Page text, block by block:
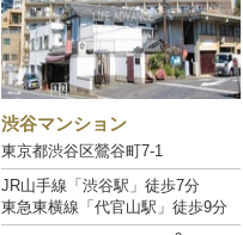
渋谷マンション
東京都渋谷区鶯谷町7-1
JR山手線「渋谷駅」徒歩7分
東急東横線「代官山駅」徒歩9分